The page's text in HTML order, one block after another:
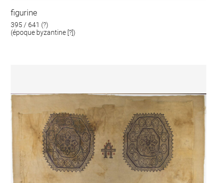
figurine
395 / 641 (?)
(époque byzantine [?])